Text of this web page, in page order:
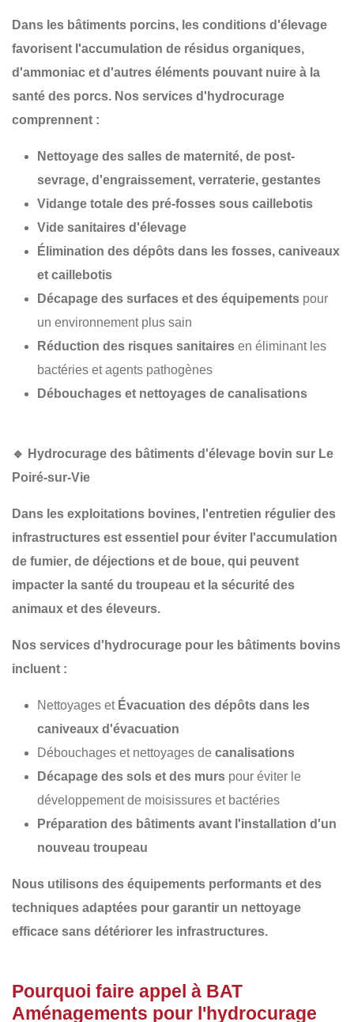
Dans les bâtiments porcins, les conditions d'élevage
favorisent l'accumulation de résidus organiques,
d'ammoniac et d'autres éléments pouvant nuire à la
santé des porcs. Nos services d'hydrocurage
comprennent :
Nettoyage des salles de maternité, de post-
sevrage, d'engraissement, verraterie, gestantes
Vidange totale des pré-fosses sous caillebotis
Vide sanitaires d'élevage
Élimination des dépôts dans les fosses, caniveaux
et caillebotis
Décapage des surfaces et des équipements pour
un environnement plus sain
Réduction des risques sanitaires en éliminant les
bactéries et agents pathogènes
Débouchages et nettoyages de canalisations
🔹 Hydrocurage des bâtiments d'élevage bovin sur Le
Poiré-sur-Vie
Dans les exploitations bovines, l'entretien régulier des
infrastructures est essentiel pour éviter l'accumulation
de fumier, de déjections et de boue, qui peuvent
impacter la santé du troupeau et la sécurité des
animaux et des éleveurs.
Nos services d'hydrocurage pour les bâtiments bovins
incluent :
Nettoyages et Évacuation des dépôts dans les
caniveaux d'évacuation
Débouchages et nettoyages de canalisations
Décapage des sols et des murs pour éviter le
développement de moisissures et bactéries
Préparation des bâtiments avant l'installation d'un
nouveau troupeau
Nous utilisons des équipements performants et des
techniques adaptées pour garantir un nettoyage
efficace sans détériorer les infrastructures.
Pourquoi faire appel à BAT
Aménagements pour l'hydrocurage